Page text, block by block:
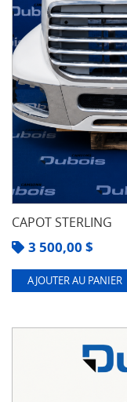
CAPOT STERLING
3 500,00 $
AJOUTER AU PANIER